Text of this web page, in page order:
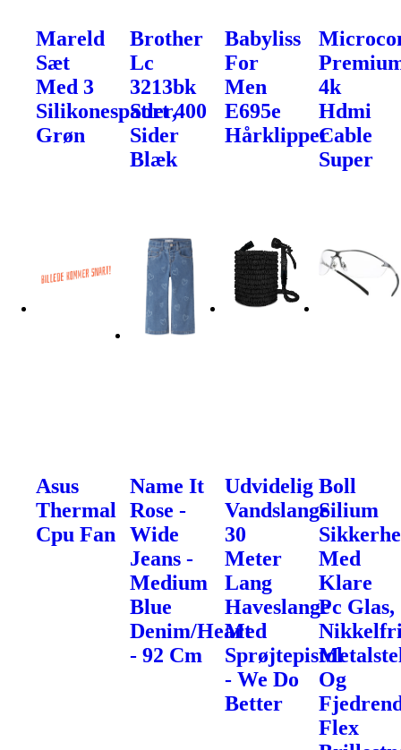
Mareld
Sæt
Med 3
Silikonespatler,
Grøn
Brother
Lc
3213bk
Sort 400
Sider
Blæk
Babyliss
For
Men
E695e
Hårklipper
4k
Hdmi
Cable
Super
Asus
Thermal
Cpu Fan
Name It
Rose -
Wide
Jeans -
Medium
Blue
Denim/Heart
- 92 Cm
Udvidelig
Vandslange
30
Meter
Lang
Haveslange
Med
Sprøjtepistol
- We Do
Better
Boll
Silium
Med
Klare
Pc Glas,
Og
Flex